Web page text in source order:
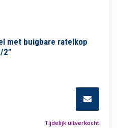
met buigbare ratelkop
2"
Tijdelijk uitverkocht